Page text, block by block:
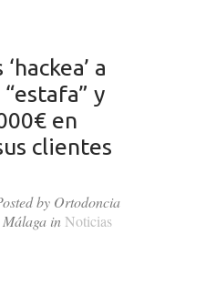
a
y
en
clientes
by Ortodoncia
Málaga in Noticias